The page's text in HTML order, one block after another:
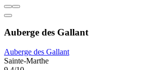
Auberge des Gallant
Auberge des Gallant
Sainte-Marthe